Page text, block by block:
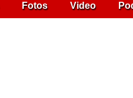
Fotos Video